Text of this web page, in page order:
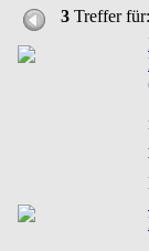
3 Treffer